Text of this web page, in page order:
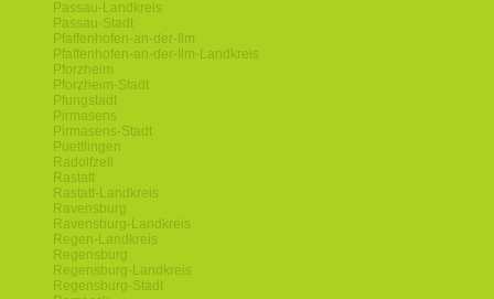
Passau-Landkreis
Passau-Stadt
Pfaffenhofen-an-der-Ilm
Pfaffenhofen-an-der-Ilm-Landkreis
Pforzheim
Pforzheim-Stadt
Pfungstadt
Pirmasens
Pirmasens-Stadt
Puettlingen
Radolfzell
Rastatt
Rastatt-Landkreis
Ravensburg
Ravensburg-Landkreis
Regen-Landkreis
Regensburg
Regensburg-Landkreis
Regensburg-Stadt